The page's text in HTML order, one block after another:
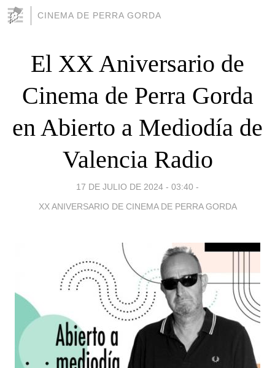
CINEMA DE PERRA GORDA
El XX Aniversario de
Cinema de Perra Gorda
en Abierto a Mediodía de
Valencia Radio
17 DE JULIO DE 2024 - 03:40 -
XX ANIVERSARIO DE CINEMA DE PERRA GORDA